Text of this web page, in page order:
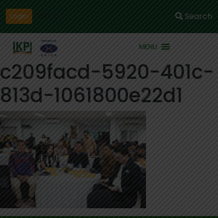
Login Search
MENU
c209facd-5920-401c-
813d-1061800e22d1